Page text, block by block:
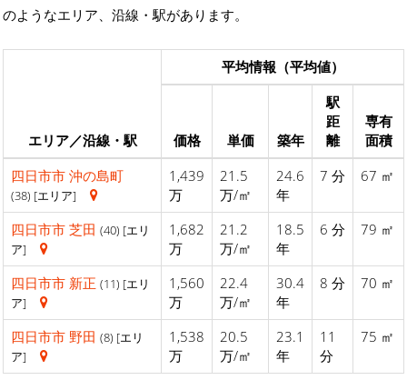
のようなエリア、沿線・駅があります。
エリア／沿線・駅
平均情報（平均値）
価格 単価 築年
駅
距
離
専有
面積
四日市市 沖の島町
(38) [エリア]
1,439
万
21.5
万/㎡
24.6
年
7 分 67 ㎡
四日市市 芝田 (40) [エリ
ア]
1,682
万
21.2
万/㎡
18.5
年
6 分 79 ㎡
四日市市 新正 (11) [エリ
ア]
1,560
万
22.4
万/㎡
30.4
年
8 分 70 ㎡
四日市市 野田 (8) [エリ
ア]
1,538
万
20.5
万/㎡
23.1
年
11
分
75 ㎡